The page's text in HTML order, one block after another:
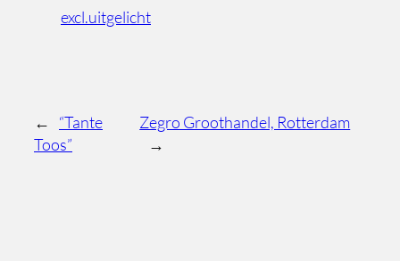
excl.uitgelicht
←
“Tante
Toos”
Zegro Groothandel, Rotterdam
→